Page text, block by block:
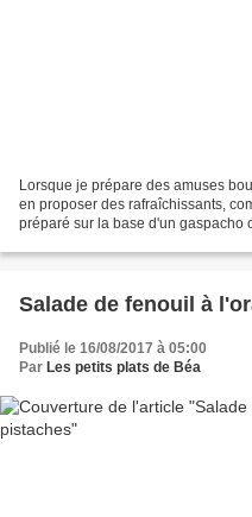
Lorsque je prépare des amuses
en proposer des rafraîchissants,
préparé sur la base d'un gaspacho
Salade de fenouil à
Publié le 16/08/2017 à 05:00
Par Les petits plats de Béa